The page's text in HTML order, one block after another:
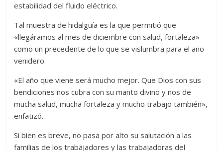
estabilidad del fluido eléctrico.
Tal muestra de hidalguía es la que permitió que
«llegáramos al mes de diciembre con salud, fortaleza»
como un precedente de lo que se vislumbra para el año
venidero.
«El año que viene será mucho mejor. Que Dios con sus
bendiciones nos cubra con su manto divino y nos de
mucha salud, mucha fortaleza y mucho trabajo también»,
enfatizó.
Si bien es breve, no pasa por alto su salutación a las
familias de los trabajadores y las trabajadoras del